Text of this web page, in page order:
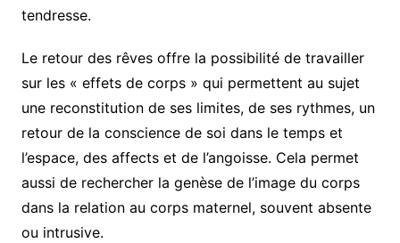
tendresse.
Le retour des rêves offre la possibilité de travailler
sur les « effets de corps » qui permettent au sujet
une reconstitution de ses limites, de ses rythmes, un
retour de la conscience de soi dans le temps et
l’espace, des affects et de l’angoisse. Cela permet
aussi de rechercher la genèse de l’image du corps
dans la relation au corps maternel, souvent absente
ou intrusive.